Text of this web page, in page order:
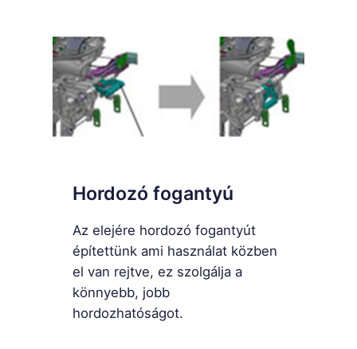
Hordozó fogantyú
Az elejére hordozó fogantyút
építettünk ami használat közben
el van rejtve, ez szolgálja a
könnyebb, jobb
hordozhatóságot.